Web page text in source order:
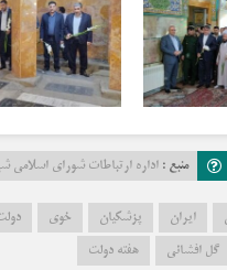
منبع : اداره ارتباطات شورای
ایران پزشکیان خوی
گل افشانی هفته دولت